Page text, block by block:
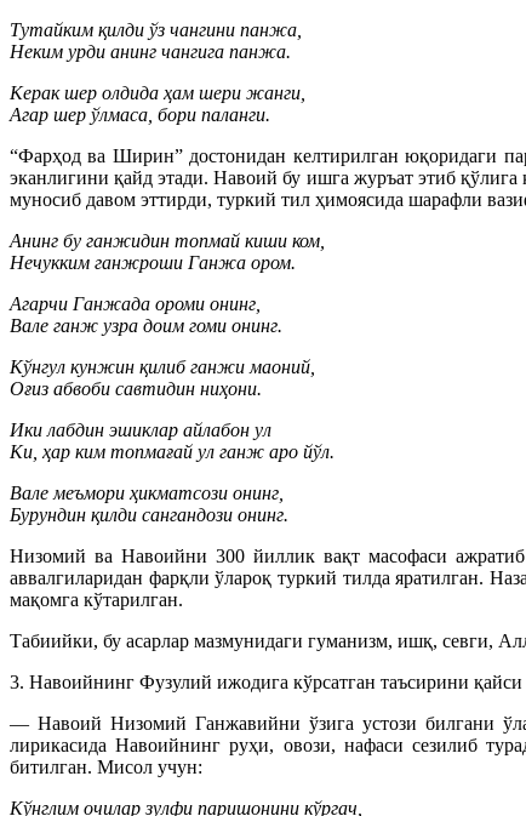
Тутайким қилди ўз чангини панжа,
Неким урди анинг чангига панжа.
Керак шер олдида ҳам шери жанги,
Агар шер ўлмаса, бори паланги.
“Фарҳод ва Ширин” достонидан келтирилган юқоридаги
эканлигини қайд этади. Навоий бу ишга журъат этиб
муносиб давом эттирди, туркий тил ҳимоясида шарафли
Анинг бу ганжидин топмай киши ком,
Нечукким ганжроши Ганжа ором.
Агарчи Ганжада ороми онинг,
Вале ганж узра доим гоми онинг.
Кўнгул кунжин қилиб ганжи маоний,
Оғиз абвоби савтидин ниҳони.
Ики лабдин эшиклар айлабон ул
Ки, ҳар ким топмағай ул ганж аро йўл.
Вале меъмори ҳикматсози онинг,
Бурундин қилди сангандози онинг.
Низомий ва Навоийни 300 йиллик вақт масофаси
аввалгиларидан фарқли ўлароқ туркий тилда яратилган.
мақомга кўтарилган.
Табиийки, бу асарлар мазмунидаги гуманизм, ишқ, севги,
3. Навоийнинг Фузулий ижодига кўрсатган таъсирини
— Навоий Низомий Ганжавийни ўзига устози билгани
лирикасида Навоийнинг руҳи, овози, нафаси сезилиб
битилган. Мисол учун:
Кўнглим очилар зулфи паришонини кўргач,